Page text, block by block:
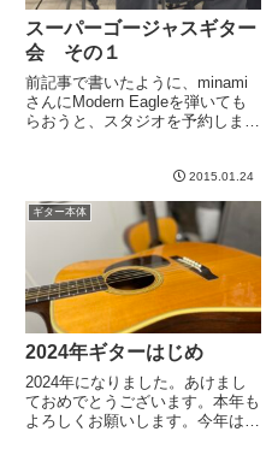
スーパーゴージャスギター
会 その１
前記事で書いたように、minami
さんにModern Eagleを弾いても
らおうと、スタジオを予約しまし
しました。minamiさんがご友人
を、またマーラさんが4o-2さんを
お誘いく...
2015.01.24
ギター本体
2024年ギターはじめ
2024年になりました。あけまし
ておめでとうございます。本年も
よろしくお願いします。今年はお